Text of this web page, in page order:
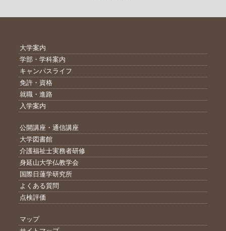
大学案内
学部・学科案内
キャンパスライフ
免許・資格
就職・進路
入学案内
公開講座・通信講座
大学図書館
介護福祉士実務者研修
身延山大学仏教学会
国際日蓮学研究所
よくある質問
点検評価
マップ